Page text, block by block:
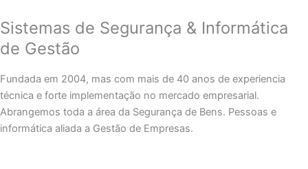
Sistemas de Segurança & Informática
de Gestão
Fundada em 2004, mas com mais de 40 anos de experiencia
técnica e forte implementação no mercado empresarial.
Abrangemos toda a área da Segurança de Bens. Pessoas e
informática aliada a Gestão de Empresas.